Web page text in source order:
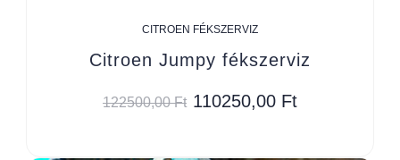
CITROEN FÉKSZERVIZ
Citroen Jumpy fékszerviz
122500,00Ft 110250,00 Ft